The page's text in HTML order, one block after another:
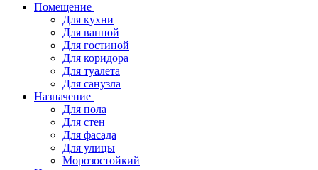
Помещение
Для кухни
Для ванной
Для гостиной
Для коридора
Для туалета
Для санузла
Назначение
Для пола
Для стен
Для фасада
Для улицы
Морозостойкий